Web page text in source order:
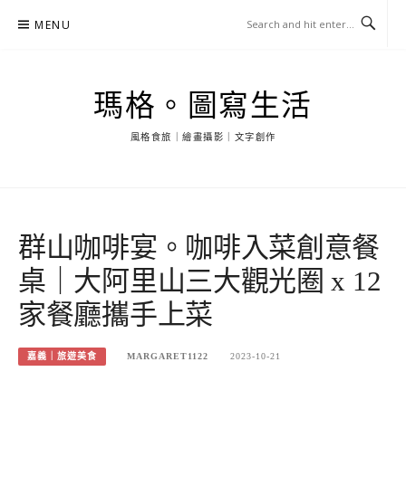
MENU
瑪格。圖寫生活
風格食旅｜繪畫攝影｜文字創作
群山咖啡宴。咖啡入菜創意餐
桌｜大阿里山三大觀光圈 x 12
家餐廳攜手上菜
嘉義｜旅遊美食 MARGARET1122 2023-10-21